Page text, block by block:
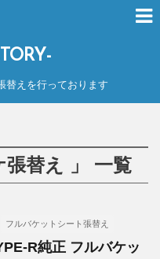
替えを行っております
張替え 」 一覧
フルバケットシート張替え
R純正 フルバケッ